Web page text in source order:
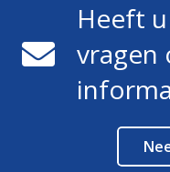
Heeft
vragen